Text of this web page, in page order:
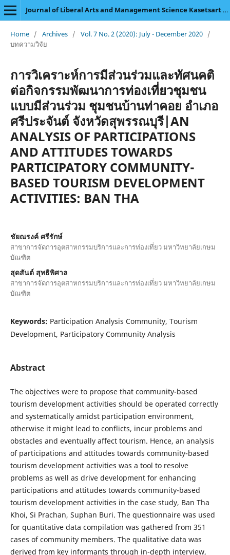
Journal of Liberal Arts and Management Science Kasetsart University
Home / Archives / Vol. 7 No. 2 (2020): July - December 2020 /
บทความวิจัย
การวิเคราะห์การมีส่วนร่วมและทัศนคติ
ต่อกิจกรรมพัฒนาการท่องเที่ยวชุมชน
แบบมีส่วนร่วม ชุมชนบ้านท่าคอย อำเภอ
ศรีประจันต์ จังหวัดสุพรรณบุรี|AN
ANALYSIS OF PARTICIPATIONS
AND ATTITUDES TOWARDS
PARTICIPATORY COMMUNITY-
BASED TOURISM DEVELOPMENT
ACTIVITIES: BAN THA
ชัยณรงค์ ศรีรักษ์
สาขาการจัดการอุตสาหกรรมบริการและการท่องเที่ยว มหาวิทยาลัยเกษม
บัณฑิต
สุดสันต์ สุทธิพิศาล
สาขาการจัดการอุตสาหกรรมบริการและการท่องเที่ยว มหาวิทยาลัยเกษม
บัณฑิต
Keywords: Participation Analysis Community, Tourism
Development, Participatory Community Analysis
Abstract
The objectives were to propose that community-based
tourism development activities should be operated correctly
and systematically amidst participation environment,
otherwise it might lead to conflicts, incur problems and
obstacles and eventually affect tourism. Hence, an analysis
of participations and attitudes towards community-based
tourism development activities was a tool to resolve
problems as well as drive development for enhancing
participations and attitudes towards community-based
tourism development activities in the case study, Ban Tha
Khoi, Si Prachan, Suphan Buri. The questionnaire was used
for quantitative data compilation was gathered from 351
cases of community members. The qualitative data was
derived from key informants through in-depth interview,